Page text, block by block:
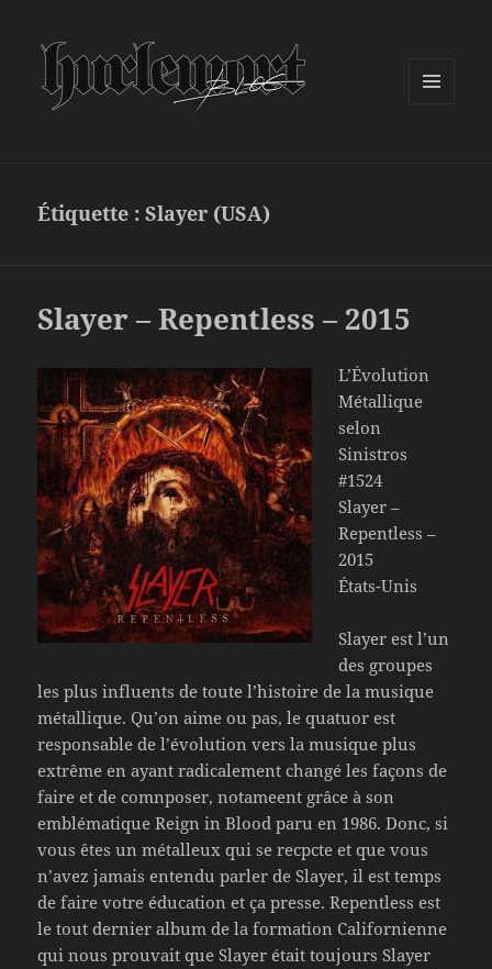
Étiquette :Slayer (USA)
Slayer – Repentless – 2015
L’Évolution
Métallique
selon
Sinistros
#1524
Slayer –
Repentless –
2015
États-Unis
Slayer est l’un
des groupes
les plus influents de toute l’histoire de la musique
métallique. Qu’on aime ou pas, le quatuor est
responsable de l’évolution vers la musique plus
extrême en ayant radicalement changé les façons de
faire et de comnposer, notameent grâce à son
emblématique Reign in Blood paru en 1986. Donc, si
vous êtes un métalleux qui se recpcte et que vous
n’avez jamais entendu parler de Slayer, il est temps
de faire votre éducation et ça presse. Repentless est
le tout dernier album de la formation Californienne
qui nous prouvait que Slayer était toujours Slayer